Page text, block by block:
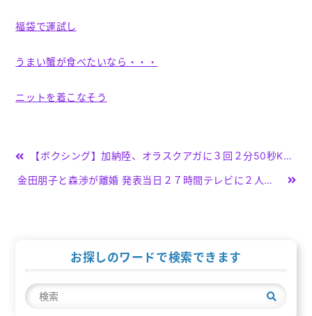
福袋で運試し
うまい蟹が食べたいなら・・・
ニットを着こなそう
投
稿
ー
シ
【ボクシング】加納陸、オラスクアガに３回２分50秒KO負け ８年ぶり世界戦悲願のベルト届かず – ニッカンスポーツ
金田朋子と森渉が離婚 発表当日２７時間テレビに２人で生出演 (サンケイスポーツ) – Yahoo!ニュース
お探しのワードで検索できます
検
索